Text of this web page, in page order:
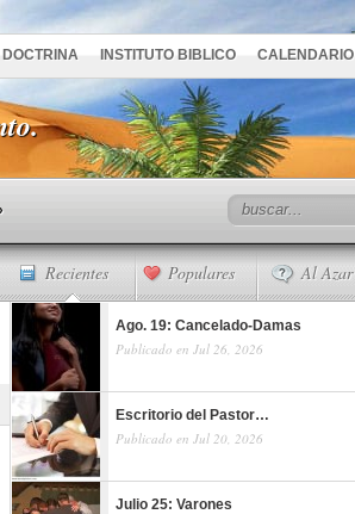
DOCTRINA INSTITUTO BIBLICO CALENDARIO
Recientes Populares Al Azar
Ago. 19: Cancelado-Damas
Publicado en Jul 26, 2026
Escritorio del Pastor…
Publicado en Jul 20, 2026
Julio 25: Varones